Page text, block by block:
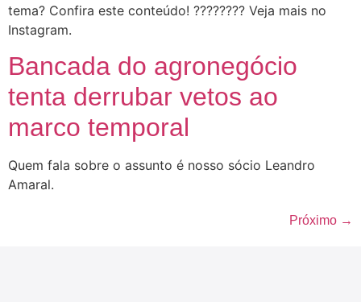
tema? Confira este conteúdo! ???????? Veja mais no
Instagram.
Bancada do agronegócio
tenta derrubar vetos ao
marco temporal
Quem fala sobre o assunto é nosso sócio Leandro
Amaral.
Próximo →